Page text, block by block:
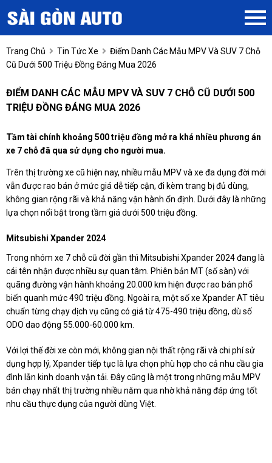
Trang Chủ Tin Tức Xe
Điểm Danh Các Mẫu MPV Và SUV 7 Chỗ
Cũ Dưới 500 Triệu Đồng Đáng Mua 2026
ĐIỂM DANH CÁC MẪU MPV VÀ SUV 7 CHỖ CŨ DƯỚI 500
TRIỆU ĐỒNG ĐÁNG MUA 2026
Tầm tài chính khoảng 500 triệu đồng mở ra khá nhiều phương án
xe 7 chỗ đã qua sử dụng cho người mua.
Trên thị trường xe cũ hiện nay, nhiều mẫu MPV và xe đa dụng đời mới
vẫn được rao bán ở mức giá dễ tiếp cận, đi kèm trang bị đủ dùng,
không gian rộng rãi và khả năng vận hành ổn định. Dưới đây là những
lựa chọn nổi bật trong tầm giá dưới 500 triệu đồng.
Mitsubishi Xpander 2024
Trong nhóm xe 7 chỗ cũ đời gần thì Mitsubishi Xpander 2024 đang là
cái tên nhận được nhiều sự quan tâm. Phiên bản MT (số sàn) với
quãng đường vận hành khoảng 20.000 km hiện được rao bán phổ
biến quanh mức 490 triệu đồng. Ngoài ra, một số xe Xpander AT tiêu
chuẩn từng chạy dịch vụ cũng có giá từ 475-490 triệu đồng, dù số
ODO dao động 55.000-60.000 km.
Với lợi thế đời xe còn mới, không gian nội thất rộng rãi và chi phí sử
dụng hợp lý, Xpander tiếp tục là lựa chọn phù hợp cho cả nhu cầu gia
đình lẫn kinh doanh vận tải. Đây cũng là một trong những mẫu MPV
bán chạy nhất thị trường nhiều năm qua nhờ khả năng đáp ứng tốt
nhu cầu thực dụng của người dùng Việt.